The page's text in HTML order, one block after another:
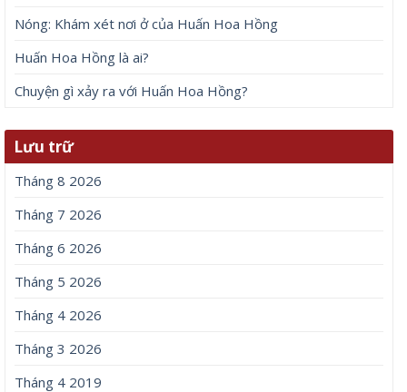
Nóng: Khám xét nơi ở của Huấn Hoa Hồng
Huấn Hoa Hồng là ai?
Chuyện gì xảy ra với Huấn Hoa Hồng?
Lưu trữ
Tháng 8 2026
Tháng 7 2026
Tháng 6 2026
Tháng 5 2026
Tháng 4 2026
Tháng 3 2026
Tháng 4 2019